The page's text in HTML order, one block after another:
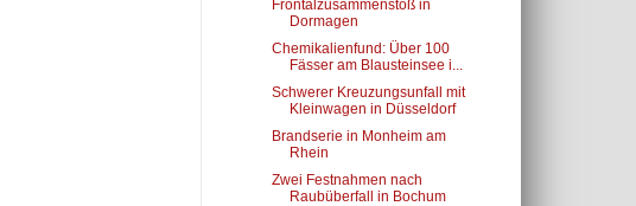
Frontalzusammenstoß in
Dormagen
Chemikalienfund: Über 100
Fässer am Blausteinsee i...
Schwerer Kreuzungsunfall mit
Kleinwagen in Düsseldorf
Brandserie in Monheim am
Rhein
Zwei Festnahmen nach
Raubüberfall in Bochum